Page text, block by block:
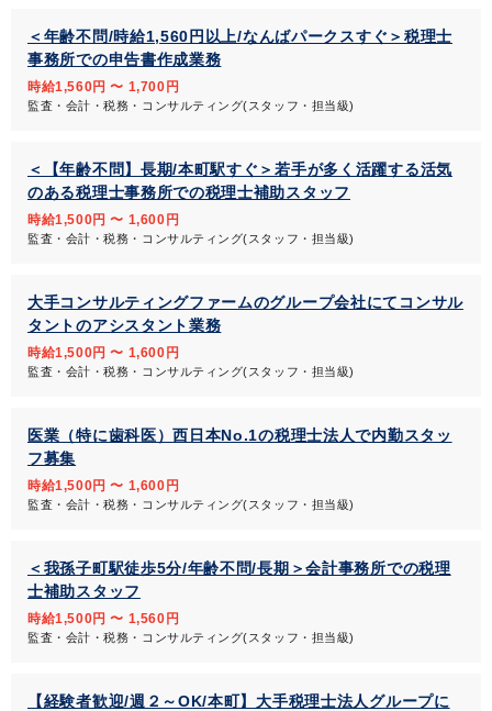
＜年齢不問/時給1,560円以上/なんばパークスすぐ＞税理士
事務所での申告書作成業務
時給1,560円 〜 1,700円
監査・会計・税務・コンサルティング(スタッフ・担当級)
＜【年齢不問】長期/本町駅すぐ＞若手が多く活躍する活気
のある税理士事務所での税理士補助スタッフ
時給1,500円 〜 1,600円
監査・会計・税務・コンサルティング(スタッフ・担当級)
大手コンサルティングファームのグループ会社にてコンサル
タントのアシスタント業務
時給1,500円 〜 1,600円
監査・会計・税務・コンサルティング(スタッフ・担当級)
医業（特に歯科医）西日本No.1の税理士法人で内勤スタッ
フ募集
時給1,500円 〜 1,600円
監査・会計・税務・コンサルティング(スタッフ・担当級)
＜我孫子町駅徒歩5分/年齢不問/長期＞会計事務所での税理
士補助スタッフ
時給1,500円 〜 1,560円
監査・会計・税務・コンサルティング(スタッフ・担当級)
【経験者歓迎/週２～OK/本町】大手税理士法人グループに